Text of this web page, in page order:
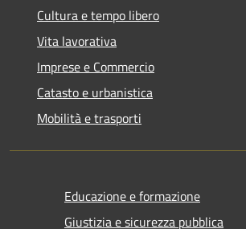
Cultura e tempo libero
Vita lavorativa
Imprese e Commercio
Catasto e urbanistica
Mobilità e trasporti
Educazione e formazione
Giustizia e sicurezza pubblica